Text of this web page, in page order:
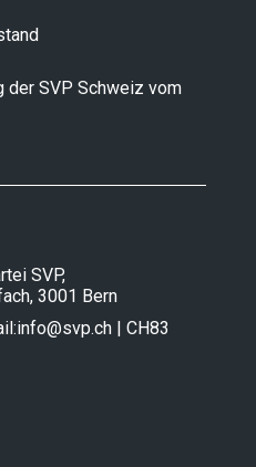
der SVP Schweiz vom
SVP,
3001 Bern
info@svp.ch | CH83